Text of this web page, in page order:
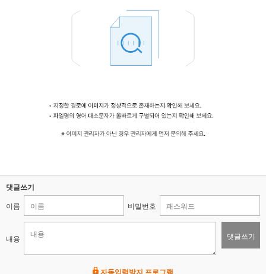
댓글쓰기
이름 비밀번호
내용 댓글쓰기
자동입력방지 프로그램